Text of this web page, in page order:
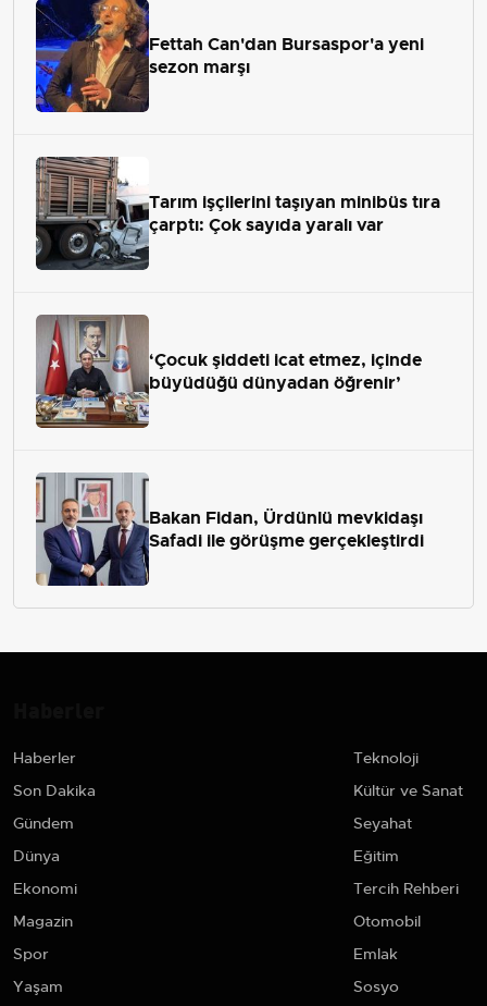
Fettah Can'dan Bursaspor'a yeni
sezon marşı
Tarım işçilerini taşıyan minibüs tıra
çarptı: Çok sayıda yaralı var
‘Çocuk şiddeti icat etmez, içinde
büyüdüğü dünyadan öğrenir’
Bakan Fidan, Ürdünlü mevkidaşı
Safadi ile görüşme gerçekleştirdi
Haberler
Son Dakika
Gündem
Dünya
Ekonomi
Magazin
Spor
Yaşam
Teknoloji
Kültür ve Sanat
Seyahat
Eğitim
Tercih Rehberi
Otomobil
Emlak
Sosyo